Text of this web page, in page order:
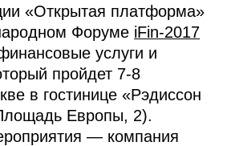
«Открытая платформа»
Форуме iFin-2017
услуги и
пройдет 7-8
в гостинице «Рэдиссон
Европы, 2).
— компания